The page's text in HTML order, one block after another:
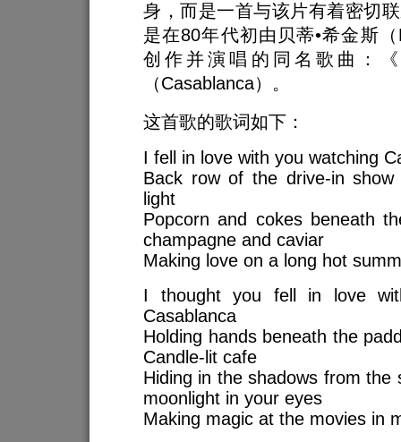
身，而是一首与该片有着密切
是在80年代初由贝蒂•希金斯
创作并演唱的同名歌曲：
（Casablanca）。
这首歌的歌词如下：
I fell in love with you watching
Back row of the drive-in
light
Popcorn and cokes beneath
champagne and caviar
Making love on a long hot
I thought you fell in love
Casablanca
Holding hands beneath the
Candle-lit cafe
Hiding in the shadows from the
moonlight in your eyes
Making magic at the movies in